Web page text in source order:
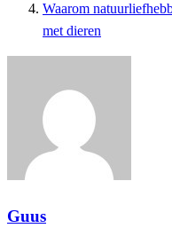
Waarom
met dieren
Guus